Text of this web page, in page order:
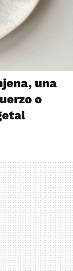
una
o